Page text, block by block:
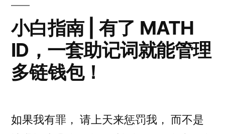
小白指南 | 有了 MATH
ID，一套助记词就能管理
多链钱包！
如果我有罪， 请上天来惩罚我， 而不是